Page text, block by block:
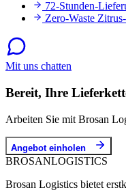
72-Stunden-
Zero-Waste
Mit uns chatten
Bereit, Ihre
Arbeiten Sie mit Brosan
Angebot einholen
BROSANLOGISTICS
Brosan Logistics bietet